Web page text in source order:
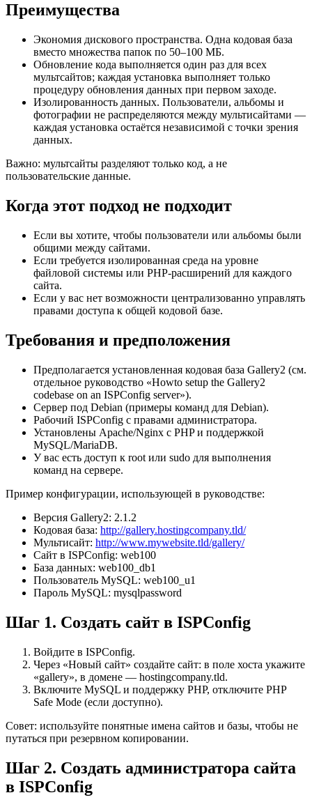
Преимущества
Экономия дискового пространства. Одна кодовая база
вместо множества папок по 50–100 МБ.
Обновление кода выполняется один раз для всех
мультсайтов; каждая установка выполняет только
процедуру обновления данных при первом заходе.
Изолированность данных. Пользователи, альбомы и
фотографии не распределяются между мультисайтами —
каждая установка остаётся независимой с точки зрения
данных.
Важно: мультсайты разделяют только код, а не
пользовательские данные.
Когда этот подход не подходит
Если вы хотите, чтобы пользователи или альбомы были
общими между сайтами.
Если требуется изолированная среда на уровне
файловой системы или PHP-расширений для каждого
сайта.
Если у вас нет возможности централизованно управлять
правами доступа к общей кодовой базе.
Требования и предположения
Предполагается установленная кодовая база Gallery2 (см.
отдельное руководство «Howto setup the Gallery2
codebase on an ISPConfig server»).
Сервер под Debian (примеры команд для Debian).
Рабочий ISPConfig с правами администратора.
Установлены Apache/Nginx с PHP и поддержкой
MySQL/MariaDB.
У вас есть доступ к root или sudo для выполнения
команд на сервере.
Пример конфигурации, использующей в руководстве:
Версия Gallery2: 2.1.2
Кодовая база: http://gallery.hostingcompany.tld/
Мультисайт: http://www.mywebsite.tld/gallery/
Сайт в ISPConfig: web100
База данных: web100_db1
Пользователь MySQL: web100_u1
Пароль MySQL: mysqlpassword
Шаг 1. Создать сайт в ISPConfig
Войдите в ISPConfig.
Через «Новый сайт» создайте сайт: в поле хоста укажите
«gallery», в домене — hostingcompany.tld.
Включите MySQL и поддержку PHP, отключите PHP
Safe Mode (если доступно).
Совет: используйте понятные имена сайтов и базы, чтобы не
путаться при резервном копировании.
Шаг 2. Создать администратора сайта
в ISPConfig